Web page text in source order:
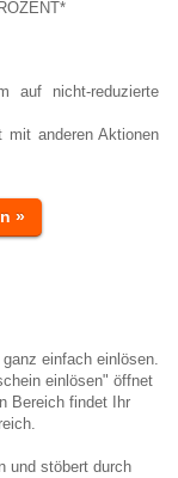
auf nicht-reduzierte
mit anderen Aktionen
»
einfach einlösen.
einlösen" öffnet
Bereich findet Ihr
und stöbert durch